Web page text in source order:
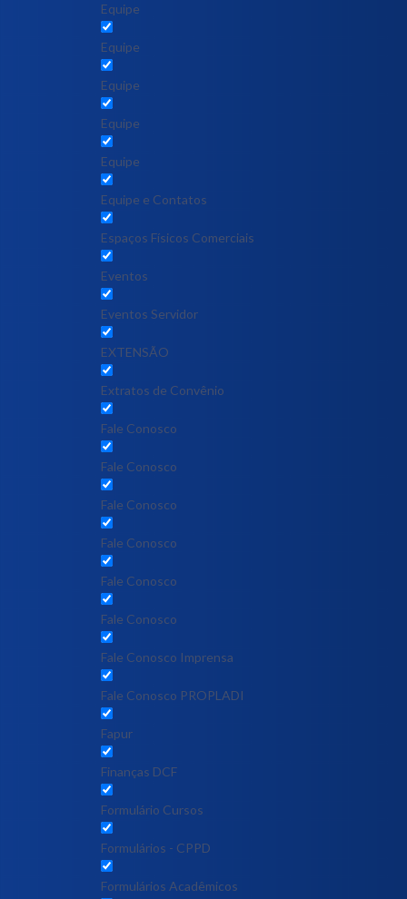
Equipe
Equipe
Equipe
Equipe
Equipe
Equipe e Contatos
Espaços Físicos Comerciais
Eventos
Eventos Servidor
EXTENSÃO
Extratos de Convênio
Fale Conosco
Fale Conosco
Fale Conosco
Fale Conosco
Fale Conosco
Fale Conosco
Fale Conosco Imprensa
Fale Conosco PROPLADI
Fapur
Finanças DCF
Formulário Cursos
Formulários - CPPD
Formulários Acadêmicos